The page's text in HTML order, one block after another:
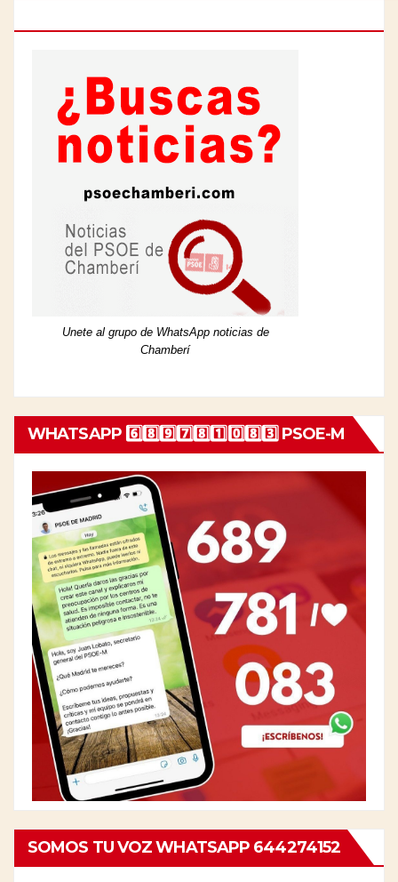
Unete al grupo de WhatsApp noticias de
Chamberí
WHATSAPP 6️⃣8️⃣9️⃣7️⃣8️⃣1️⃣0️⃣8️⃣3️⃣ PSOE-M
SOMOS TU VOZ WHATSAPP 644274152